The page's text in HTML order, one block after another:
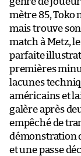
mètre 85, Toko
mais trouve
match à Metz,
parfaite
premières
lacunes
américains et
galère après
empêché de
démonstration
et une passe